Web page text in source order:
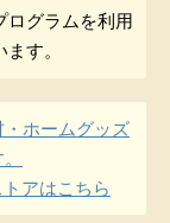
ログラムを利用
す。
ホームグッズ
アはこちら